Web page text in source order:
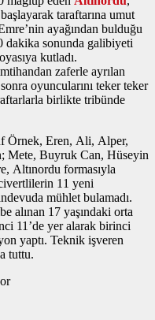
taraftarına umut
ayağından bulduğu
dakika sonunda galibiyeti
kutladı.
zaferle ayrılan
oyuncularını teker teker
birlikte tribünde
Örnek, Eren, Ali, Alper,
Mete, Buyruk Can, Hüseyin
Altınordu formasıyla
11 yeni
mühlet bulamadı.
alınan 17 yaşındaki orta
11’de yer alarak birinci
yaptı. Teknik işveren
tuttu.
Ajansı / Spor